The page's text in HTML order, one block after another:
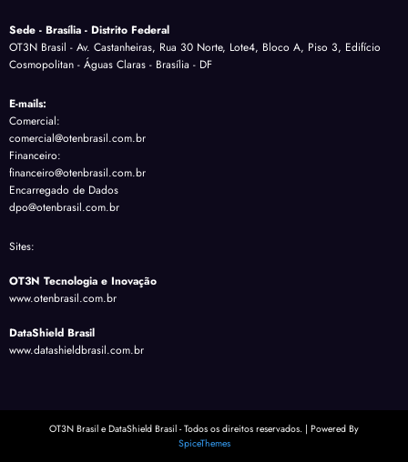
Sede - Brasília - Distrito Federal
OT3N Brasil - Av. Castanheiras, Rua 30 Norte, Lote4, Bloco A, Piso 3, Edifício
Cosmopolitan - Águas Claras - Brasília - DF
E-mails:
Comercial:
comercial@otenbrasil.com.br
Financeiro:
financeiro@otenbrasil.com.br
Encarregado de Dados
dpo@otenbrasil.com.br
Sites:
OT3N Tecnologia e Inovação
www.otenbrasil.com.br
DataShield Brasil
www.datashieldbrasil.com.br
OT3N Brasil e DataShield Brasil - Todos os direitos reservados. | Powered By
SpiceThemes